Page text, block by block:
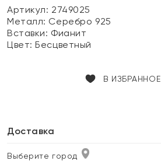
Артикул: 2749025
Металл: Серебро 925
Вставки: Фианит
Цвет:Бесцветный
В ИЗБРАННОЕ
Доставка
Выберите город